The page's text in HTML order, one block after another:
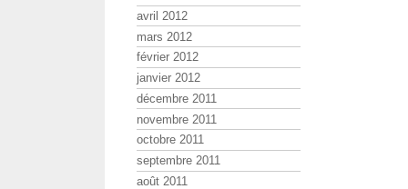
avril 2012
mars 2012
février 2012
janvier 2012
décembre 2011
novembre 2011
octobre 2011
septembre 2011
août 2011